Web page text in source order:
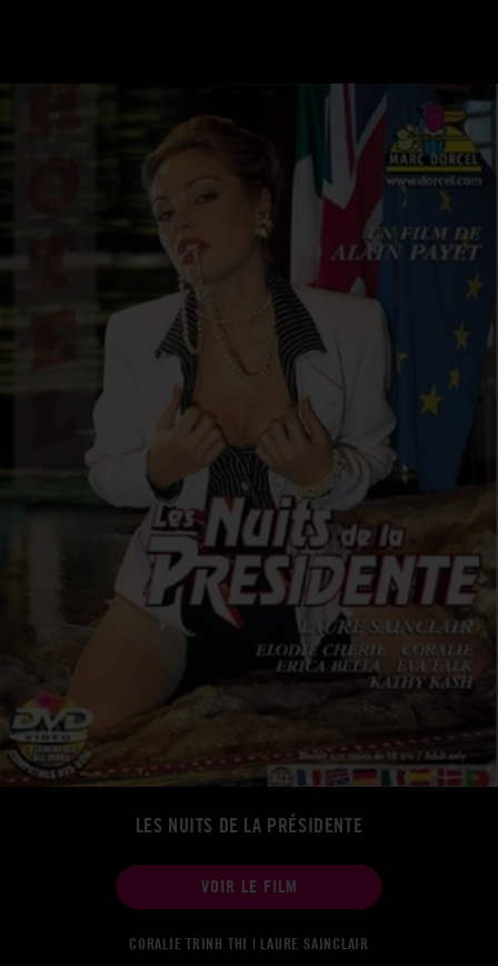
LES NUITS DE LA PRÉSIDENTE
VOIR LE FILM
CORALIE TRINH THI | LAURE SAINCLAIR